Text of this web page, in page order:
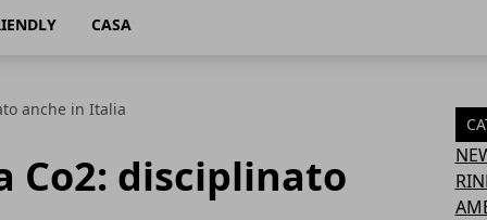
CASA
anche in Italia
Co2: disciplinato